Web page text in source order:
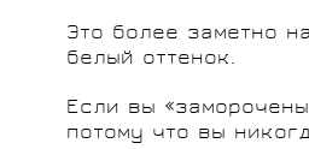
Это более заметно
белый оттенок.
Если вы
потому что вы